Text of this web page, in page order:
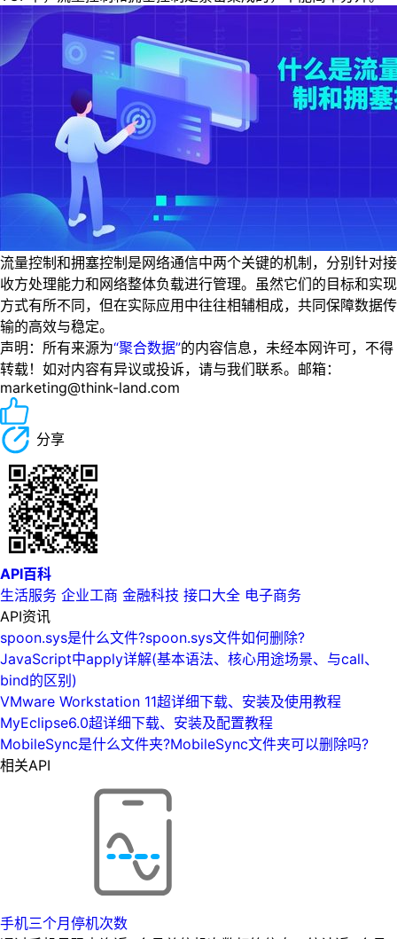
流量控制和拥塞控制是网络通信中两个关键的机制，分别针对接
收方处理能力和网络整体负载进行管理。虽然它们的目标和实现
方式有所不同，但在实际应用中往往相辅相成，共同保障数据传
输的高效与稳定。
声明：所有来源为“聚合数据”的内容信息，未经本网许可，不得
转载！如对内容有异议或投诉，请与我们联系。邮箱：
marketing@think-land.com
分享
API百科
生活服务 企业工商 金融科技 接口大全 电子商务
API资讯
spoon.sys是什么文件?spoon.sys文件如何删除?
JavaScript中apply详解(基本语法、核心用途场景、与call、
bind的区别)
VMware Workstation 11超详细下载、安装及使用教程
MyEclipse6.0超详细下载、安装及配置教程
MobileSync是什么文件夹?MobileSync文件夹可以删除吗?
相关API
手机三个月停机次数